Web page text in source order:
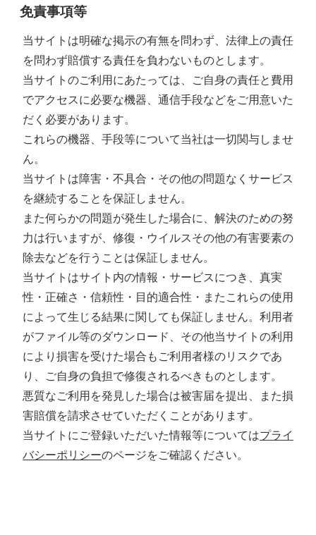
免責事項等
当サイトは明確な掲示の有無を問わず、法律上の責任
を問わず賠償する責任を負わないものとします。
当サイトのご利用にあたっては、ご自身の責任と費用
でアクセスに必要な機器、通信手段などをご用意いた
だく必要があります。
これらの機器、手段等について当社は一切関与しませ
ん。
当サイトは障害・不具合・その他の問題なくサービス
を継続することを保証しません。
また何らかの問題が発生した場合に、解決のための努
力は行いますが、修復・ウイルスその他の有害要素の
除去などを行うことは保証しません。
当サイトはサイト内の情報・サービスにつき、真実
性・正確さ・信頼性・目的適合性・またこれらの使用
によって生じる結果に関しても保証しません。利用者
がファイル等のダウンロード、その他当サイトの利用
により損害を受けた場合もご利用者様のリスクであ
り、ご自身の負担で修復されるべきものとします。
悪質なご利用を発見した場合は被害届を提出、また損
害賠償を請求させていただくことがあります。
当サイトにご登録いただいた情報等についてはプライ
バシーポリシーのページをご確認ください。